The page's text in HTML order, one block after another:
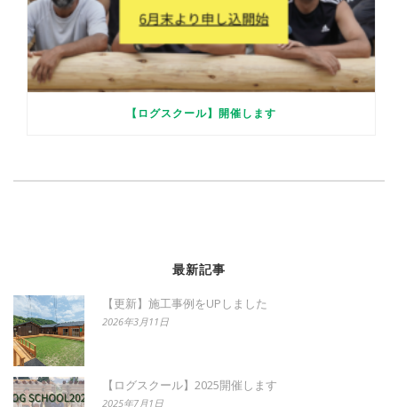
【ログスクール】開催します
最新記事
【更新】施工事例をUPしました
2026年3月11日
【ログスクール】2025開催します
2025年7月1日